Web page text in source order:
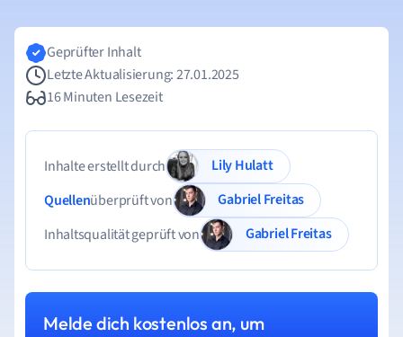
Geprüfter Inhalt
Letzte Aktualisierung: 27.01.2025
16 Minuten Lesezeit
Inhalte erstellt durch
Lily Hulatt
Quellenüberprüft von
Gabriel Freitas
Inhaltsqualität geprüft von
Gabriel Freitas
Melde dich kostenlos an, um